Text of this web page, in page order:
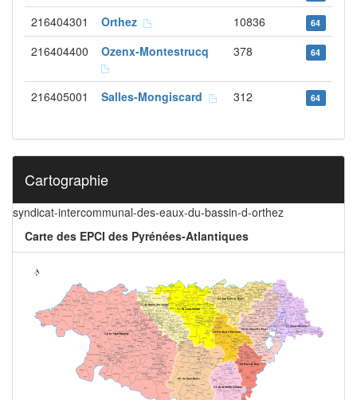
216404301 Orthez 10836 64
216404400 Ozenx-Montestrucq 378 64
216405001 Salles-Mongiscard 312 64
Cartographie
syndicat-intercommunal-des-eaux-du-bassin-d-orthez
Carte des EPCI des Pyrénées-Atlantiques